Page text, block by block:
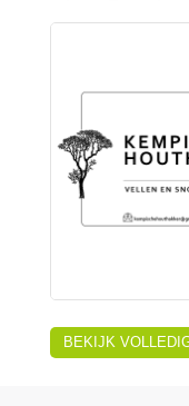
BEKIJK